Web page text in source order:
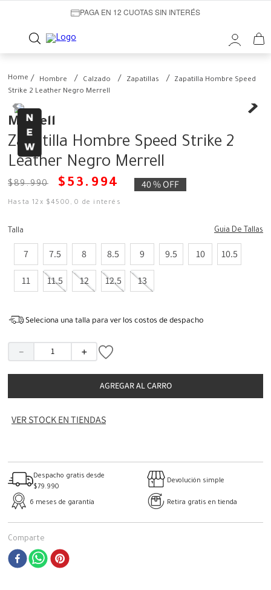
PAGA EN 12 CUOTAS SIN INTERÉS
Hombre Calzado Zapatillas
Zapatilla Hombre Speed
Strike 2 Leather Negro Merrell
Merrell
Zapatilla Hombre Speed Strike 2
Leather Negro Merrell
$89.990 $ 53 . 994 40 %OFF
Hasta12 x $4500 ,0 de interés
Talla Guia De Tallas
7 7.5 8 8.5 9 9.5 10 10.5
11 11.5 12 12.5 13
Seleciona una talla para ver los costos de despacho
＋
－
AGREGAR AL CARRO
VER STOCK EN TIENDAS
Despacho gratis desde
$79.990
Devolución simple
6 meses de garantía Retira gratis en tienda
Comparte